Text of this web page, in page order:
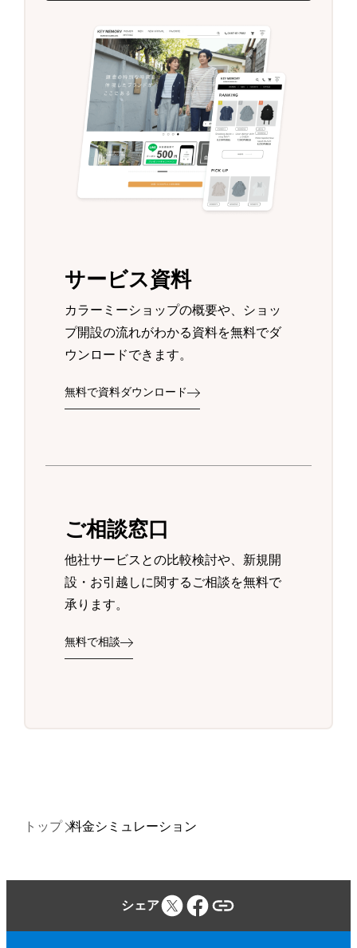
サービス資料
カラーミーショップの概要や、ショッ
プ開設の流れがわかる資料を無料でダ
ウンロードできます。
無料で資料ダウンロード
ご相談窓口
他社サービスとの比較検討や、新規開
設・お引越しに関するご相談を無料で
承ります。
無料で相談
トップ 料金シミュレーション
シェア